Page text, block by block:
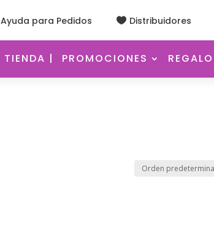
Ayuda para Pedidos  Distribuidores
TIENDA | PROMOCIONES